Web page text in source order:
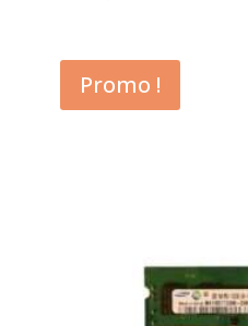
était :
9,90 €.
est :
2,00 €.
Promo !